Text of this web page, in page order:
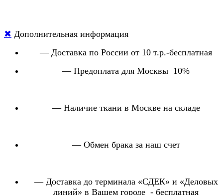
✖ Дополнительная информация
— Доставка по России от 10 т.р.-бесплатная
— Предоплата для Москвы 10%
— Наличие ткани в Москве на складе
— Обмен брака за наш счет
— Доставка до терминала «СДЕК» и «Деловых
линий» в Вашем городе - бесплатная